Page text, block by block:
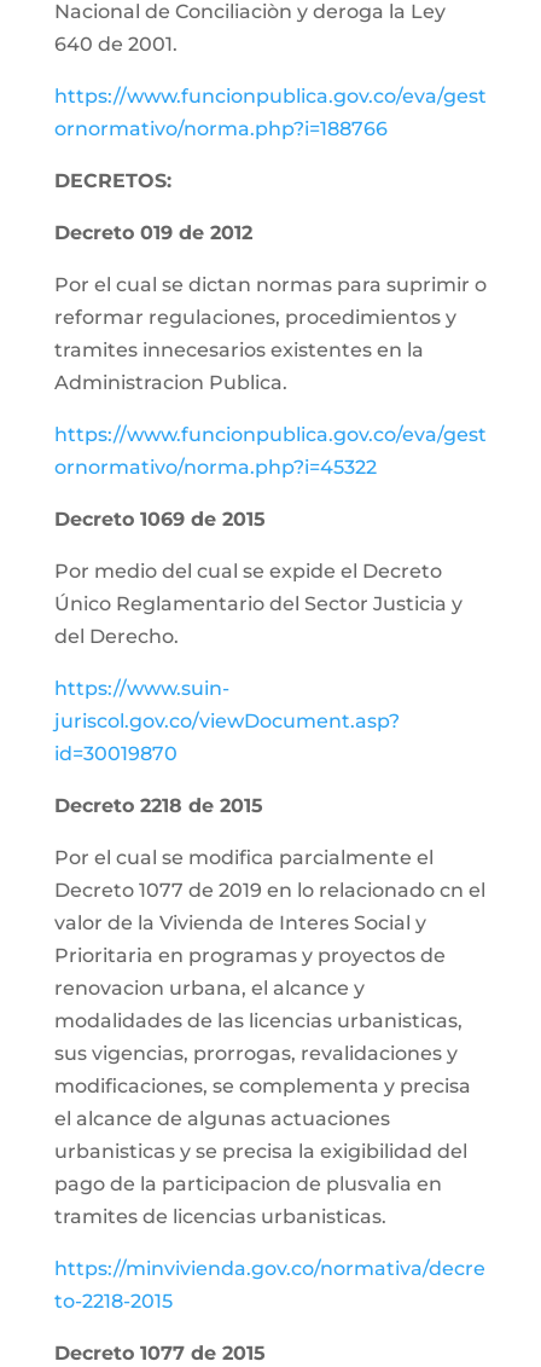
Nacional de Conciliaciòn y deroga la Ley
640 de 2001.
https://www.funcionpublica.gov.co/eva/gest
ornormativo/norma.php?i=188766
DECRETOS:
Decreto 019 de 2012
Por el cual se dictan normas para suprimir o
reformar regulaciones, procedimientos y
tramites innecesarios existentes en la
Administracion Publica.
https://www.funcionpublica.gov.co/eva/gest
ornormativo/norma.php?i=45322
Decreto 1069 de 2015
Por medio del cual se expide el Decreto
Único Reglamentario del Sector Justicia y
del Derecho.
https://www.suin-
juriscol.gov.co/viewDocument.asp?
id=30019870
Decreto 2218 de 2015
Por el cual se modifica parcialmente el
Decreto 1077 de 2019 en lo relacionado cn el
valor de la Vivienda de Interes Social y
Prioritaria en programas y proyectos de
renovacion urbana, el alcance y
modalidades de las licencias urbanisticas,
sus vigencias, prorrogas, revalidaciones y
modificaciones, se complementa y precisa
el alcance de algunas actuaciones
urbanisticas y se precisa la exigibilidad del
pago de la participacion de plusvalia en
tramites de licencias urbanisticas.
https://minvivienda.gov.co/normativa/decre
to-2218-2015
Decreto 1077 de 2015